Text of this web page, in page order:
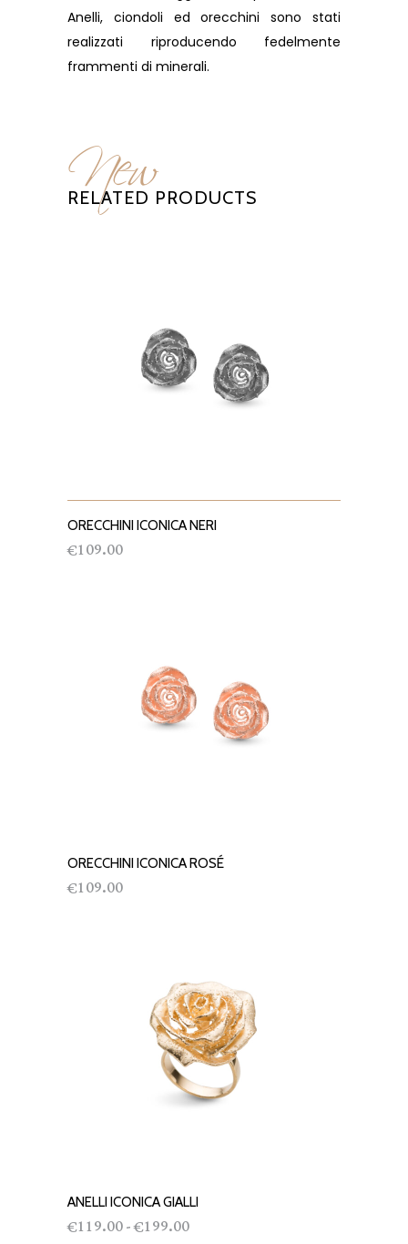
Anelli, ciondoli ed orecchini sono stati
realizzati riproducendo fedelmente
frammenti di minerali.
New
RELATED PRODUCTS
AGGIUNGI AL CARRELLO
ORECCHINI ICONICA NERI
€109.00
AGGIUNGI AL CARRELLO
ORECCHINI ICONICA ROSÉ
€109.00
SCEGLI
ANELLI ICONICA GIALLI
€119.00-€199.00Fascia